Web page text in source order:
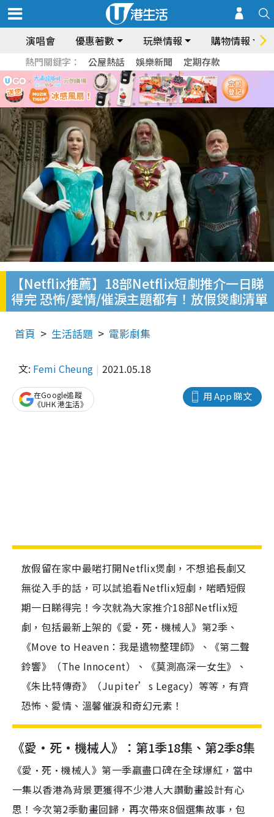
演唱會 優惠著數 玩樂情報 購物情報
熱門關鍵字： 公屋熱話 娛樂新聞 定期存款
【Netflix推薦】18部Netflix短劇推介一日睇
得完 恐怖/愛情/催淚主題都有！放假煲劇清單
首頁 生活話題 電影劇集
文: Femi Cheung 2021.05.18
用 App 睇文
在Google追蹤
《UHK 港生活》
放假留在家中最啱打開Netflix煲劇，不想追長劇又
無從入手的話，可以試追看Netflix短劇，啱晒短假
期一日睇得完！今次就為大家推介18部Netflix短
劇，包括最新上架的《愛·死·機械人》第2季、
《Move to Heaven：我是遺物整理師》、《第二聲
鈴響》（The Innocent）、《莫測高深一女生》、
《朱比特傳奇》（Jupiter’s Legacy）等等，有齊
恐怖、愛情、溫馨催淚和奇幻元素！
《愛·死·機械人》：第1季18集、第2季8集
《愛·死·機械人》第一季羸盡口碑在全球爆紅，當中
一集以香港為背景更獲得不少港人大讚動畫設計有心
思！今次第2季動畫回歸，再次帶來8個選集故事，包